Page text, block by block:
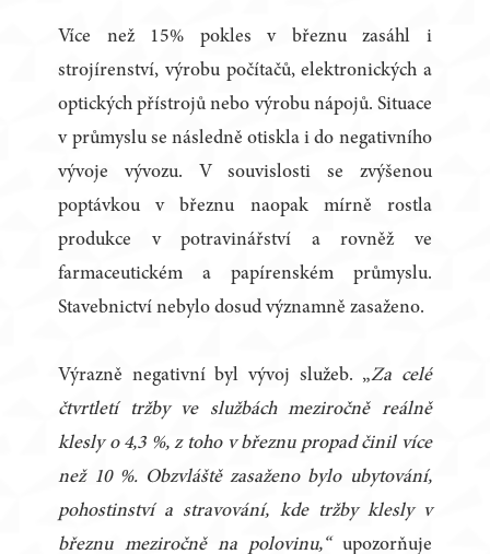
Více než 15% pokles v březnu zasáhl i
strojírenství, výrobu počítačů, elektronických a
optických přístrojů nebo výrobu nápojů. Situace
v průmyslu se následně otiskla i do negativního
vývoje vývozu. V souvislosti se zvýšenou
poptávkou v březnu naopak mírně rostla
produkce v potravinářství a rovněž ve
farmaceutickém a papírenském průmyslu.
Stavebnictví nebylo dosud významně zasaženo.
Výrazně negativní byl vývoj služeb. „Za celé
čtvrtletí tržby ve službách meziročně reálně
klesly o 4,3 %, z toho v březnu propad činil více
než 10 %. Obzvláště zasaženo bylo ubytování,
pohostinství a stravování, kde tržby klesly v
březnu meziročně na polovinu,“upozorňuje